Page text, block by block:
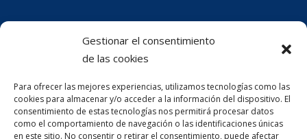
Gestionar el consentimiento
de las cookies
Para ofrecer las mejores experiencias, utilizamos tecnologías como las
cookies para almacenar y/o acceder a la información del dispositivo. El
consentimiento de estas tecnologías nos permitirá procesar datos
como el comportamiento de navegación o las identificaciones únicas
en este sitio. No consentir o retirar el consentimiento, puede afectar